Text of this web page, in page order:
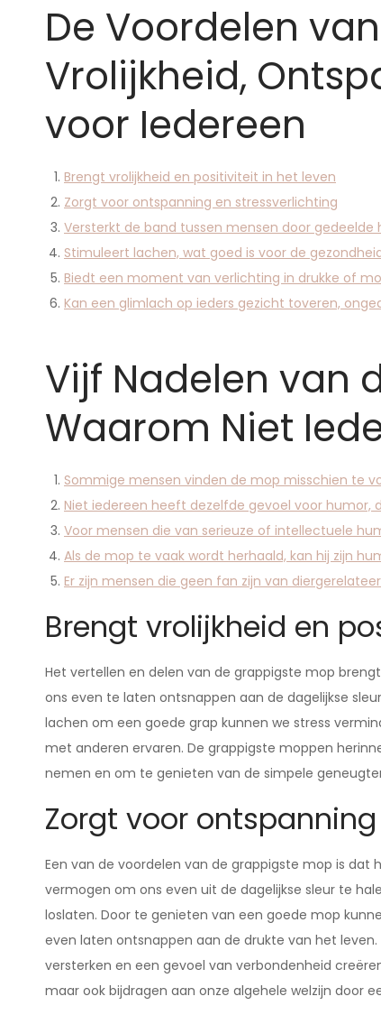
De Voordelen
Vrolijkheid,
voor Iedereen
Brengt vrolijkheid en positiviteit in het leven
Zorgt voor ontspanning en stressverlichting
Versterkt de band tussen mensen door gedeelde
Stimuleert lachen, wat goed is voor de
Biedt een moment van verlichting in drukke of
Kan een glimlach op ieders gezicht toveren,
Vijf Nadelen van
Waarom Niet
Sommige mensen vinden de mop misschien te
Niet iedereen heeft dezelfde gevoel voor humor,
Voor mensen die van serieuze of intellectuele
Als de mop te vaak wordt herhaald, kan hij zijn
Er zijn mensen die geen fan zijn van
Brengt vrolijkheid en
Het vertellen en delen van de grappigste mop
ons even te laten ontsnappen aan de dagelijkse
lachen om een goede grap kunnen we stress
met anderen ervaren. De grappigste moppen
nemen en om te genieten van de simpele
Zorgt voor
Een van de voordelen van de grappigste mop is
vermogen om ons even uit de dagelijkse sleur te
loslaten. Door te genieten van een goede mop
even laten ontsnappen aan de drukte van het
versterken en een gevoel van verbondenheid
maar ook bijdragen aan onze algehele welzijn door